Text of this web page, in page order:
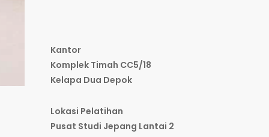
Kantor
Komplek Timah CC5/18
Kelapa Dua Depok
Lokasi Pelatihan
Pusat Studi Jepang Lantai 2